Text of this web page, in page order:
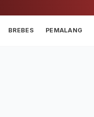
BREBES PEMALANG